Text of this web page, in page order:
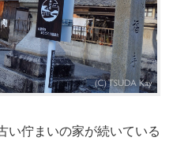
い佇まいの家が続いている